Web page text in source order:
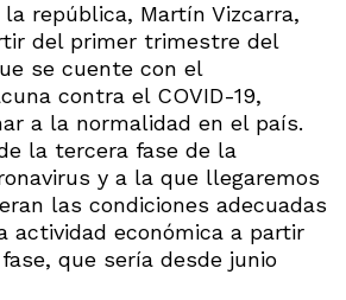
república, Martín Vizcarra,
del primer trimestre del
se cuente con el
contra el COVID-19,
a la normalidad en el país.
la tercera fase de la
y a la que llegaremos
las condiciones adecuadas
actividad económica a partir
que sería desde junio